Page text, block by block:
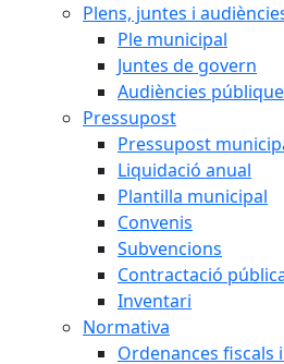
Plens, juntes i
Ple municipal
Juntes de govern
Audiències
Pressupost
Pressupost
Liquidació anual
Plantilla municipal
Convenis
Subvencions
Contractació
Inventari
Normativa
Ordenances fiscals